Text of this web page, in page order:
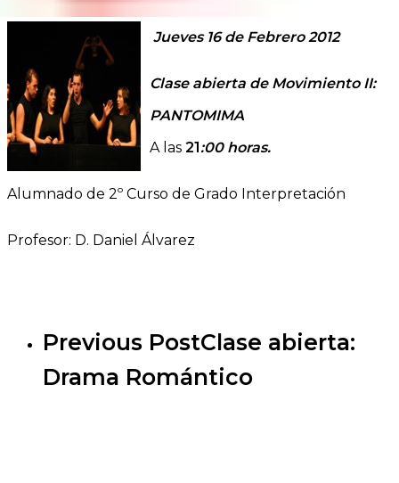
Jueves 16de Febrero 2012
Clase abierta de Movimiento II:
PANTOMIMA
A las 21 :00 horas.
Alumnado de 2º Curso de Grado Interpretación
Profesor: D. Daniel Álvarez
Previous PostClase abierta:
Drama Romántico